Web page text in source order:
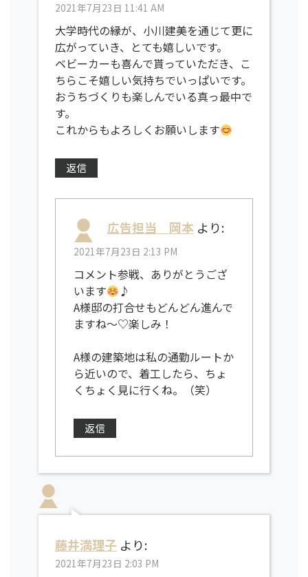
2021年7月23日 11:41 AM
大学時代の縁が、小川建美を通じて更に
広がっていき、とても嬉しいです。
ベビーカーも喜んで貰っていただき、こ
ちらこそ嬉しい気持ちでいっぱいです。
おうちづくりも楽しんでいる真っ最中で
す。
これからもよろしくお願いします
返信
広告担当 岡本 より:
2021年7月23日 2:13 PM
コメント参戦、ありがとうござ
います
♪
A様邸の打合せもどんどん進んで
ますね～♡楽しみ！
A様の建築地は私の通勤ルートか
ら近いので、着工したら、ちょ
くちょく見に行くね。（笑）
返信
藤井満理子 より:
2021年7月23日 2:03 PM